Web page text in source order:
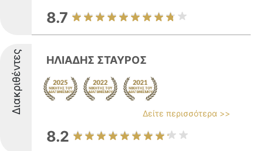
8.7
Διακριθέντες ΗΛΙΑΔΗΣ ΣΤΑΥΡΟΣ
Δείτε περισσότερα >>
8.2